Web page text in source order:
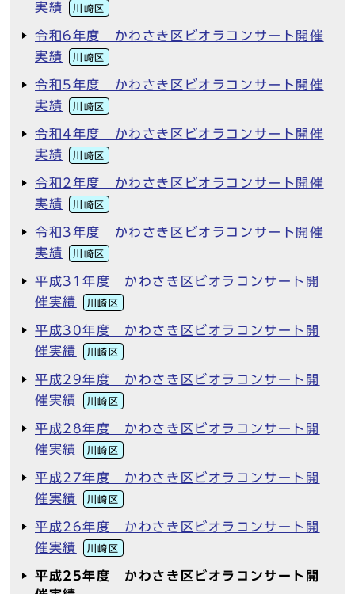
実績
川崎区
令和6年度 かわさき区ビオラコンサート開催
実績
川崎区
令和5年度 かわさき区ビオラコンサート開催
実績
川崎区
令和4年度 かわさき区ビオラコンサート開催
実績
川崎区
令和2年度 かわさき区ビオラコンサート開催
実績
川崎区
令和3年度 かわさき区ビオラコンサート開催
実績
川崎区
平成31年度 かわさき区ビオラコンサート開
催実績
川崎区
平成30年度 かわさき区ビオラコンサート開
催実績
川崎区
平成29年度 かわさき区ビオラコンサート開
催実績
川崎区
平成28年度 かわさき区ビオラコンサート開
催実績
川崎区
平成27年度 かわさき区ビオラコンサート開
催実績
川崎区
平成26年度 かわさき区ビオラコンサート開
催実績
川崎区
平成25年度 かわさき区ビオラコンサート開